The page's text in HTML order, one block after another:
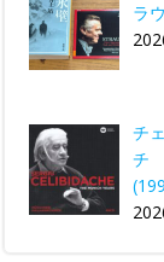
ラ
チ
チ